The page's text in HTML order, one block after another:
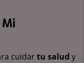
cuidartu salud y